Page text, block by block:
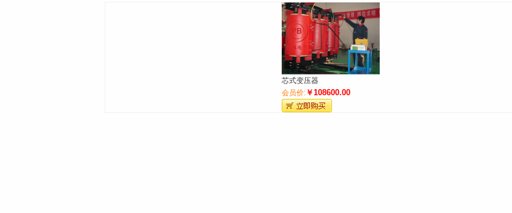
芯式变压器
会员价:￥108600.00